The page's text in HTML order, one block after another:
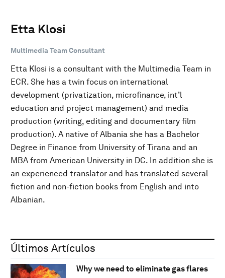
Etta Klosi
Multimedia Team Consultant
Etta Klosi is a consultant with the Multimedia Team in
ECR. She has a twin focus on international
development (privatization, microfinance, int’l
education and project management) and media
production (writing, editing and documentary film
production). A native of Albania she has a Bachelor
Degree in Finance from University of Tirana and an
MBA from American University in DC. In addition she is
an experienced translator and has translated several
fiction and non-fiction books from English and into
Albanian.
Últimos Artículos
Why we need to eliminate gas flares